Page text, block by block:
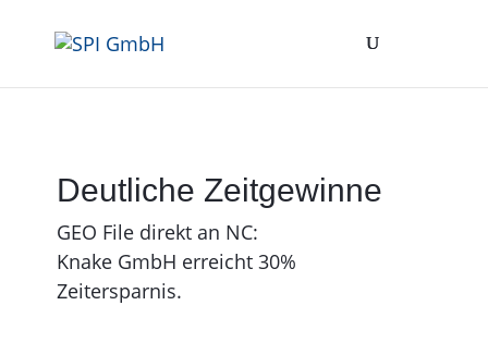
Deutliche Zeitgewinne
GEO File direkt an NC:
Knake GmbH erreicht 30%
Zeitersparnis.